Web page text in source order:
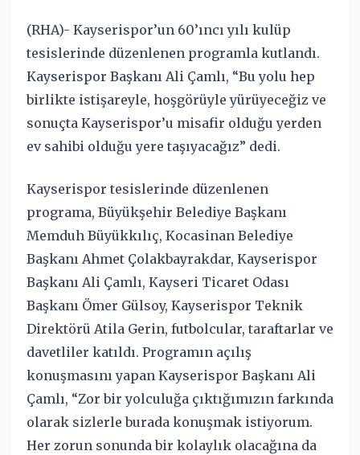
(RHA)- Kayserispor’un 60’ıncı yılı kulüp
tesislerinde düzenlenen programla kutlandı.
Kayserispor Başkanı Ali Çamlı, “Bu yolu hep
birlikte istişareyle, hoşgörüyle yürüyeceğiz ve
sonuçta Kayserispor’u misafir olduğu yerden
ev sahibi olduğu yere taşıyacağız” dedi.
Kayserispor tesislerinde düzenlenen
programa, Büyükşehir Belediye Başkanı
Memduh Büyükkılıç, Kocasinan Belediye
Başkanı Ahmet Çolakbayrakdar, Kayserispor
Başkanı Ali Çamlı, Kayseri Ticaret Odası
Başkanı Ömer Gülsoy, Kayserispor Teknik
Direktörü Atila Gerin, futbolcular, taraftarlar ve
davetliler katıldı. Programın açılış
konuşmasını yapan Kayserispor Başkanı Ali
Çamlı, “Zor bir yolculuğa çıktığımızın farkında
olarak sizlerle burada konuşmak istiyorum.
Her zorun sonunda bir kolaylık olacağına da